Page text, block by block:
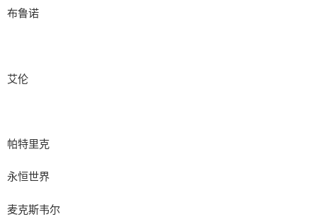
布鲁诺
艾伦
帕特里克
永恒世界
麦克斯韦尔